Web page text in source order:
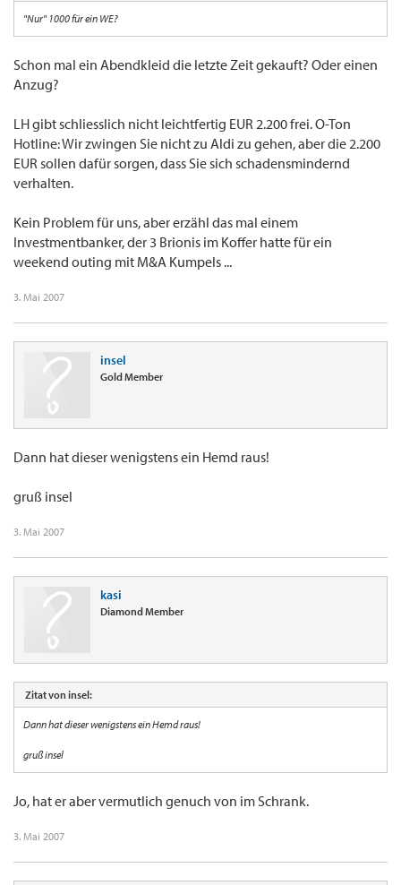
"Nur" 1000 für ein WE?
Schon mal ein Abendkleid die letzte Zeit gekauft? Oder einen
Anzug?
LH gibt schliesslich nicht leichtfertig EUR 2.200 frei. O-Ton
Hotline: Wir zwingen Sie nicht zu Aldi zu gehen, aber die 2.200
EUR sollen dafür sorgen, dass Sie sich schadensmindernd
verhalten.
Kein Problem für uns, aber erzähl das mal einem
Investmentbanker, der 3 Brionis im Koffer hatte für ein
weekend outing mit M&A Kumpels ...
3. Mai 2007
insel
Gold Member
Dann hat dieser wenigstens ein Hemd raus!
gruß insel
3. Mai 2007
kasi
Diamond Member
Zitat von insel:
Dann hat dieser wenigstens ein Hemd raus!
gruß insel
Jo, hat er aber vermutlich genuch von im Schrank.
3. Mai 2007